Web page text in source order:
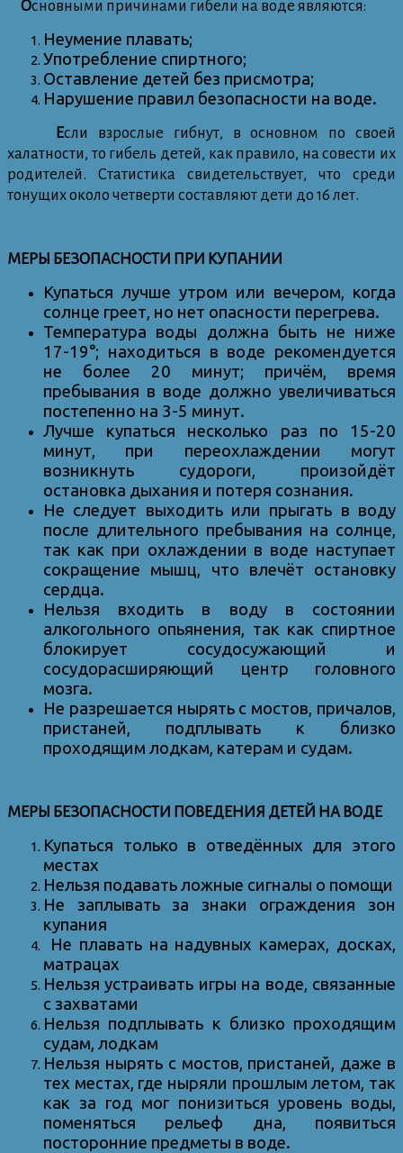
Основными причинами гибели на воде являются:
Неумение плавать;
Употребление спиртного;
Оставление детей без присмотра;
Нарушение правил безопасности на воде.
Если взрослые гибнут, в основном по своей
халатности, то гибель детей, как правило, на совести их
родителей. Статистика свидетельствует, что среди
тонущих около четверти составляют дети до 16 лет.
МЕРЫ БЕЗОПАСНОСТИ ПРИ КУПАНИИ
Купаться лучше утром или вечером, когда
солнце греет, но нет опасности перегрева.
Температура воды должна быть не ниже
17-19°; находиться в воде рекомендуется
не более 20 минут; причём, время
пребывания в воде должно увеличиваться
постепенно на 3-5 минут.
Лучше купаться несколько раз по 15-20
минут, при переохлаждении могут
возникнуть судороги, произойдёт
остановка дыхания и потеря сознания.
Не следует выходить или прыгать в воду
после длительного пребывания на солнце,
так как при охлаждении в воде наступает
сокращение мышц, что влечёт остановку
сердца.
Нельзя входить в воду в состоянии
алкогольного опьянения, так как спиртное
блокирует сосудосужающий и
сосудорасширяющий центр головного
мозга.
Не разрешается нырять с мостов, причалов,
пристаней, подплывать к близко
проходящим лодкам, катерам и судам.
МЕРЫ БЕЗОПАСНОСТИ ПОВЕДЕНИЯ ДЕТЕЙ НА ВОДЕ
Купаться только в отведённых для этого
местах
Нельзя подавать ложные сигналы о помощи
Не заплывать за знаки ограждения зон
купания
Не плавать на надувных камерах, досках,
матрацах
Нельзя устраивать игры на воде, связанные
с захватами
Нельзя подплывать к близко проходящим
судам, лодкам
Нельзя нырять с мостов, пристаней, даже в
тех местах, где ныряли прошлым летом, так
как за год мог понизиться уровень воды,
поменяться рельеф дна, появиться
посторонние предметы в воде.